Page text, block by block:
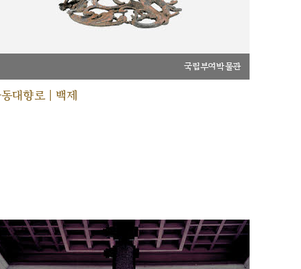
국립부여박물관
대향로 | 백제